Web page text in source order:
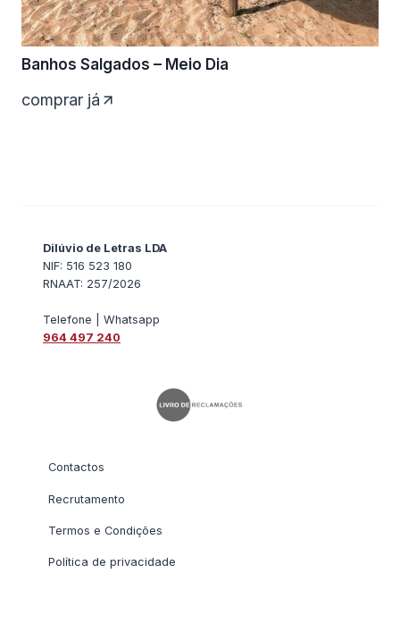
Banhos Salgados – Meio Dia
comprar já
Dilúvio de Letras LDA
NIF: 516 523 180
RNAAT: 257/2026
Telefone | Whatsapp
964 497 240
Contactos
Recrutamento
Termos e Condições
Política de privacidade